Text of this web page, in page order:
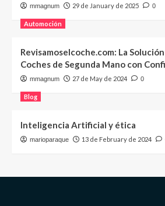
mmagnum 29 de January de 2025 0
Automoción
Revisamoselcoche.com: La
Coches de Segunda Mano con
mmagnum 27 de May de 2024 0
Blog
Inteligencia Artificial y ética
marioparaque 13 de February de 2024